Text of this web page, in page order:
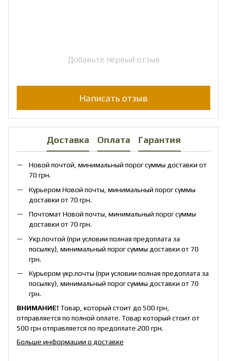
Добавьте первый отзыв
Написать отзыв
Доставка Оплата Гарантия
Новой почтой, минимальный порог суммы доставки от
70 грн.
Курьером Новой почты, минимальный порог суммы
доставки от 70 грн.
Почтомат Новой почты, минимальный порог суммы
доставки от 70 грн.
Укр.почтой (при условии полная предоплата за
посылку), минимальный порог суммы доставки от 70
грн.
Курьером укр.почты (при условии полная предоплата за
посылку), минимальный порог суммы доставки от 70
грн.
ВНИМАНИЕ!Товар, который стоит до 500 грн,
отправляется по полной оплате. Товар который стоит от
500 грн отправляется по предоплате 200 грн.
Больше информации о доставке